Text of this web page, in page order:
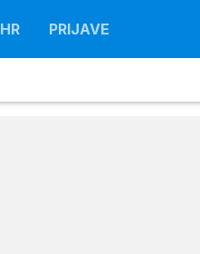
PRIJAVE